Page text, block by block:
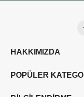
HAKKIMIZDA
POPÜLER